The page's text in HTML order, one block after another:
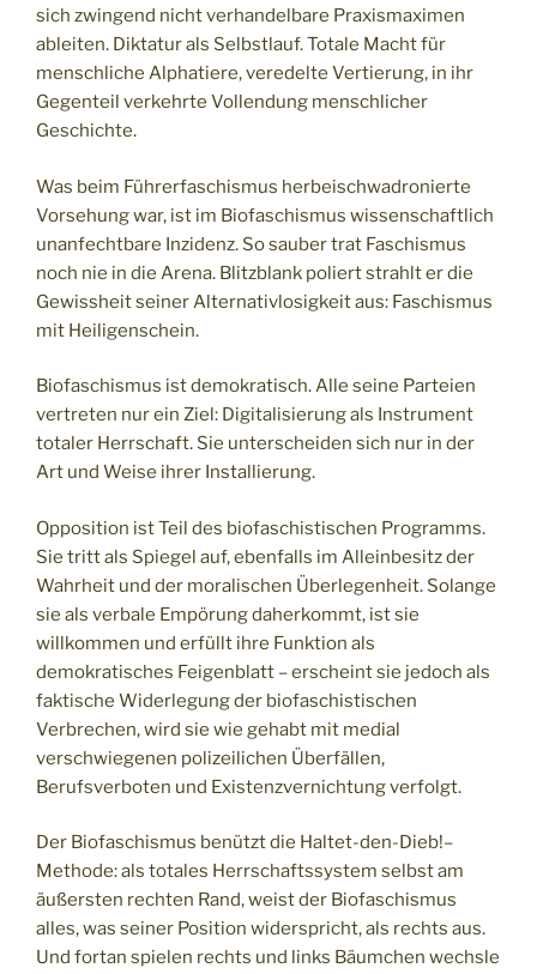
sich zwingend nicht verhandelbare Praxismaximen
ableiten. Diktatur als Selbstlauf. Totale Macht für
menschliche Alphatiere, veredelte Vertierung, in ihr
Gegenteil verkehrte Vollendung menschlicher
Geschichte.
Was beim Führerfaschismus herbeischwadronierte
Vorsehung war, ist im Biofaschismus wissenschaftlich
unanfechtbare Inzidenz. So sauber trat Faschismus
noch nie in die Arena. Blitzblank poliert strahlt er die
Gewissheit seiner Alternativlosigkeit aus: Faschismus
mit Heiligenschein.
Biofaschismus ist demokratisch. Alle seine Parteien
vertreten nur ein Ziel: Digitalisierung als Instrument
totaler Herrschaft. Sie unterscheiden sich nur in der
Art und Weise ihrer Installierung.
Opposition ist Teil des biofaschistischen Programms.
Sie tritt als Spiegel auf, ebenfalls im Alleinbesitz der
Wahrheit und der moralischen Überlegenheit. Solange
sie als verbale Empörung daherkommt, ist sie
willkommen und erfüllt ihre Funktion als
demokratisches Feigenblatt – erscheint sie jedoch als
faktische Widerlegung der biofaschistischen
Verbrechen, wird sie wie gehabt mit medial
verschwiegenen polizeilichen Überfällen,
Berufsverboten und Existenzvernichtung verfolgt.
Der Biofaschismus benützt die Haltet-den-Dieb!–
Methode: als totales Herrschaftssystem selbst am
äußersten rechten Rand, weist der Biofaschismus
alles, was seiner Position widerspricht, als rechts aus.
Und fortan spielen rechts und links Bäumchen wechsle